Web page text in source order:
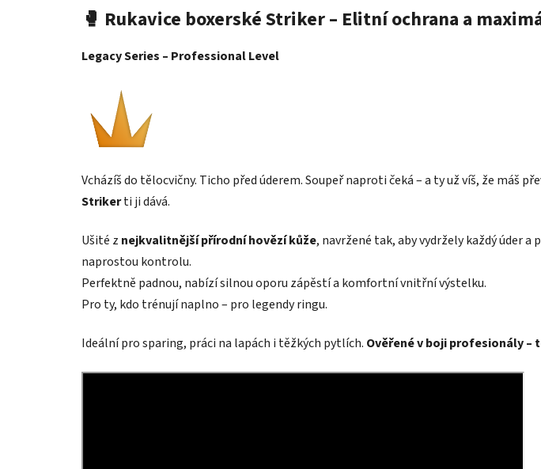
🥊 Rukavice boxerské Striker – Elitní ochrana a
Legacy Series – Professional Level
Vcházíš do tělocvičny. Ticho před úderem. Soupeř naproti čeká – a ty už víš, že máš
Strikerti ji dává.
Ušité z nejkvalitnější přírodní hovězí kůže, navržené tak, aby vydržely každý úder a
naprostou kontrolu.
Perfektně padnou, nabízí silnou oporu zápěstí a komfortní vnitřní výstelku.
Pro ty, kdo trénují naplno – pro legendy ringu.
Ideální pro sparing, práci na lapách i těžkých pytlích. Ověřené v boji profesionály –